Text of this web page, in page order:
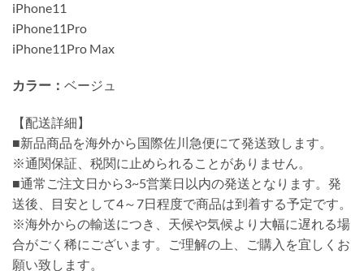
iPhone11
iPhone11Pro
iPhone11Pro Max
カラー： ベージュ
【配送詳細】
■新品商品を海外から国際佐川急便にて発送致します。
※通関保証、税関に止められることがありません。
■通常ご注文日から3~5営業日以内の発送となります。発
送後、目安として4～7日程度で商品は到着する予定です。
※海外からの輸送につき、天候や気候より大幅に遅れる場
合がごく稀にございます。ご理解の上、ご購入を宜しくお
願い致します。